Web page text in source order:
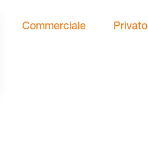
Commerciale Privato